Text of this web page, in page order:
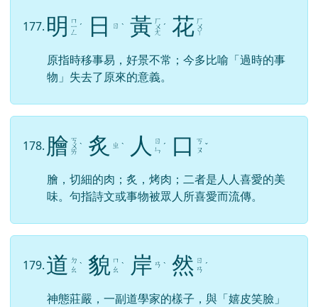
177. 明 ㄇ
ㄧ
ㄥ
ˊ 日 ㄖ ˋ 黃 ㄏ
ㄨ
ㄤ
ˊ 花 ㄏ
ㄨ
ㄚ
原指時移事易，好景不常；今多比喻「過時的事
物」失去了原來的意義。
178. 膾 ㄎ
ㄨ
ㄞ
ˋ 炙 ㄓ ˋ 人
ㄖ
ㄣ ˊ 口
ㄎ
ㄡ ˇ
膾，切細的肉；炙，烤肉；二者是人人喜愛的美
味。句指詩文或事物被眾人所喜愛而流傳。
179.道 ㄉ
ㄠ ˋ 貌 ㄇ
ㄠ ˋ 岸 ㄢ ˋ 然 ㄖ
ㄢ ˊ
神態莊嚴，一副道學家的樣子，與「嬉皮笑臉」